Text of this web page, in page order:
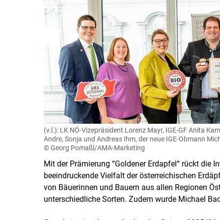
(v.l.): LK NÖ-Vizepräsident Lorenz Mayr, IGE-GF Anita
Andre, Sonja und Andreas Ihm, der neue IGE-Obmann
© Georg Pomaßl/AMA-Marketing
Mit der Prämierung “Goldener Erdapfel“ rückt die
beeindruckende Vielfalt der österreichischen
von Bäuerinnen und Bauern aus allen Regionen
unterschiedliche Sorten. Zudem wurde Michael